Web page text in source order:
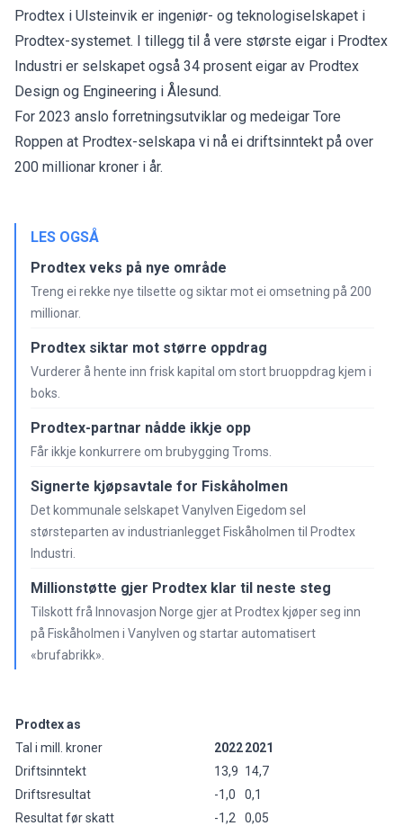
Prodtex i Ulsteinvik er ingeniør- og teknologiselskapet i
Prodtex-systemet. I tillegg til å vere største eigar i Prodtex
Industri er selskapet også 34 prosent eigar av Prodtex
Design og Engineering i Ålesund.
For 2023 anslo forretningsutviklar og medeigar Tore
Roppen at Prodtex-selskapa vi nå ei driftsinntekt på over
200 millionar kroner i år.
LES OGSÅ
Prodtex veks på nye område
Treng ei rekke nye tilsette og siktar mot ei omsetning på 200
millionar.
Prodtex siktar mot større oppdrag
Vurderer å hente inn frisk kapital om stort bruoppdrag kjem i
boks.
Prodtex-partnar nådde ikkje opp
Får ikkje konkurrere om brubygging Troms.
Signerte kjøpsavtale for Fiskåholmen
Det kommunale selskapet Vanylven Eigedom sel
størsteparten av industrianlegget Fiskåholmen til Prodtex
Industri.
Millionstøtte gjer Prodtex klar til neste steg
Tilskott frå Innovasjon Norge gjer at Prodtex kjøper seg inn
på Fiskåholmen i Vanylven og startar automatisert
«brufabrikk».
Prodtex as
Tal i mill. kroner
20222021
Driftsinntekt
13,9 14,7
Driftsresultat
-1,0
0,1
Resultat før skatt
-1,2 0,05